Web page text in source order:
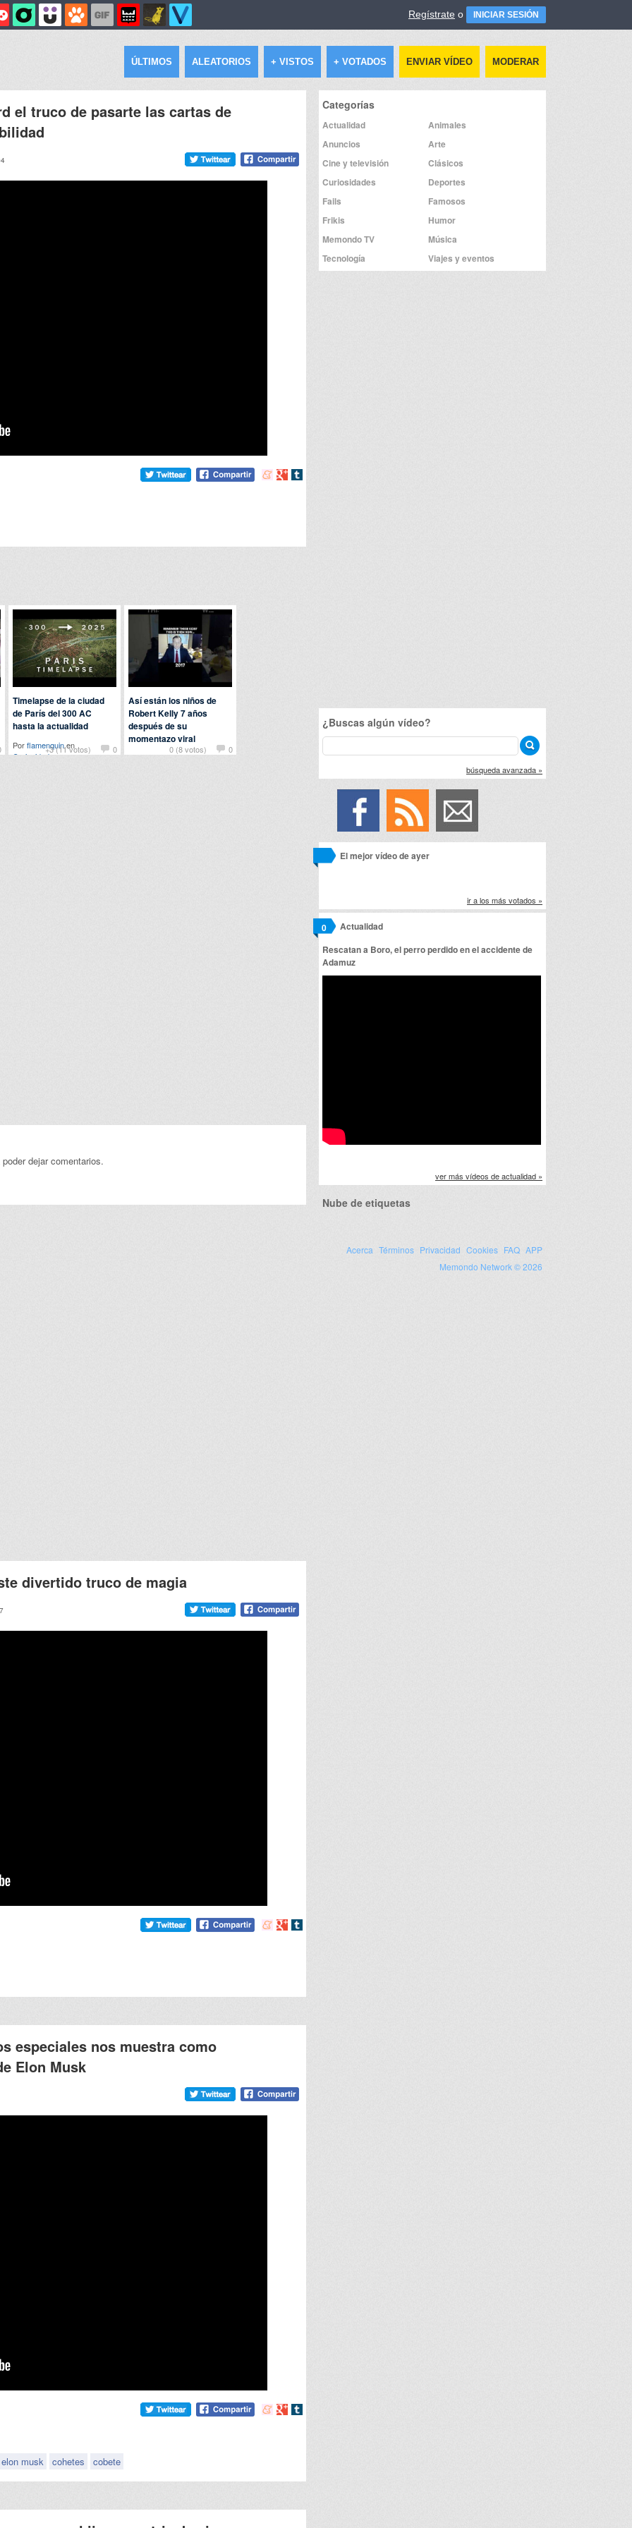
Regístrate o INICIAR SESIÓN
ÚLTIMOS ALEATORIOS + VISTOS + VOTADOS ENVIAR VÍDEO MODERAR
el truco de pasarte las cartas de
Compartir
Compartir
Compartir
+3 (11 votos) 0
Timelapse de la ciudad
de París del 300 AC
hasta la actualidad
Porflamenquinen
Curiosidades
0 (8 votos) 0
Así están los niños de
Robert Kelly 7 años
después de su
momentazo viral
Por123daleenCuriosidades
dejar comentarios.
divertido truco de magia
Compartir
Compartir
Compartir
especiales nos muestra como
Elon Musk
Compartir
Compartir
Compartir
elon musk cohetes cobete
Categorías
Actualidad
Animales
Anuncios
Arte
Cine y televisión
Clásicos
Curiosidades
Deportes
Fails
Famosos
Frikis
Humor
Memondo TV
Música
Tecnología
Viajes y eventos
¿Buscas algún vídeo?
búsqueda avanzada »
El mejor vídeo de ayer
ir a los más votados »
Actualidad
0
Rescatan a Boro, el perro perdido en el accidente de
Adamuz
ver más vídeos de actualidad »
Nube de etiquetas
Acerca Términos Privacidad Cookies FAQ APP
Memondo Network © 2026